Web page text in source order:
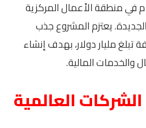
في منطقة الأعمال المركزية
يعتزم المشروع جذب
تبلغ مليار دولار، بهدف إنشاء
والخدمات المالية.
العالمية